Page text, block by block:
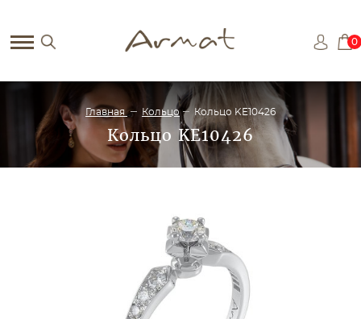
0
Главная Кольцо Кольцо KE10426
Кольцо KE10426